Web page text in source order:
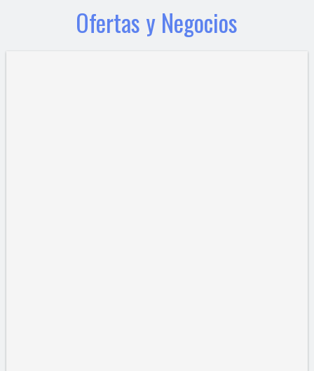
Ofertas y Negocios